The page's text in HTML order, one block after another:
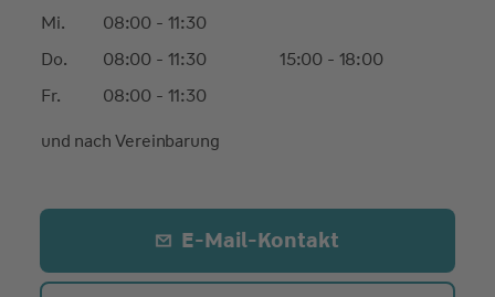
Mi.
08:00 - 11:30
Do.
08:00 - 11:30
15:00 - 18:00
Fr.
08:00 - 11:30
und nach Vereinbarung
E-Mail-Kontakt